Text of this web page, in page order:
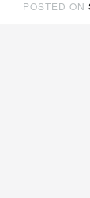
POSTED ON